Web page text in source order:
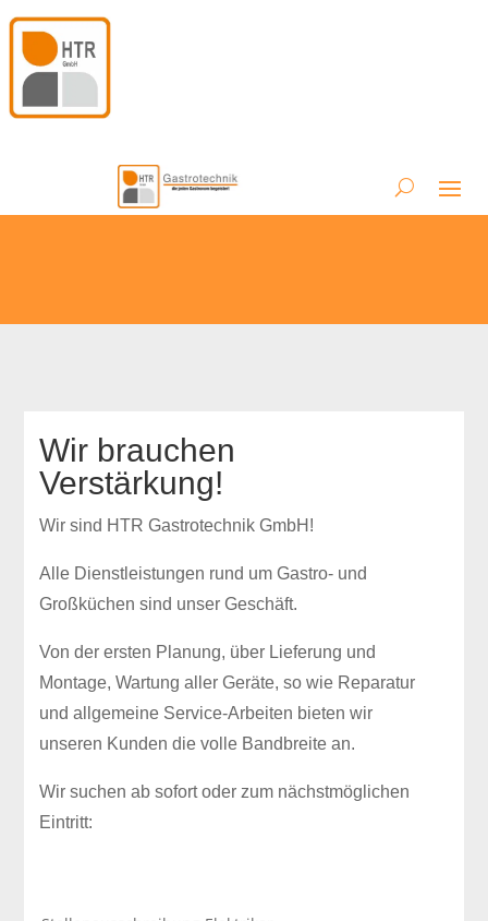
Wir brauchen
Verstärkung!
Wir sind HTR Gastrotechnik GmbH!
Alle Dienstleistungen rund um Gastro- und
Großküchen sind unser Geschäft.
Von der ersten Planung, über Lieferung und
Montage, Wartung aller Geräte, so wie Reparatur
und allgemeine Service-Arbeiten bieten wir
unseren Kunden die volle Bandbreite an.
Wir suchen ab sofort oder zum nächstmöglichen
Eintritt: